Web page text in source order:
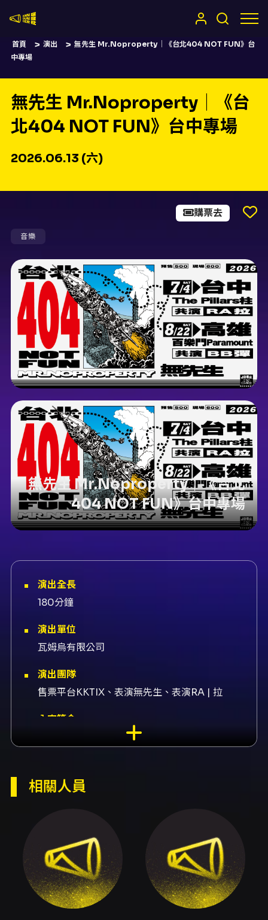
首頁 演出
無先生 Mr.Noproperty｜《台北404 NOT FUN》台
中專場
無先生 Mr.Noproperty｜《台
北404 NOT FUN》台中專場
2026.06.13 (六)
音樂
購票去
無先生 Mr.Noproperty｜《台北
404 NOT FUN》台中專場
演出全長
180分鐘
演出單位
瓦姆烏有限公司
演出團隊
售票平台KKTIX、表演無先生、表演RA | 拉
內容簡介
無先生 Mr.Noproperty｜《台北404 NOT
FUN》台中專場 如果是你，你會選擇哪一首歌，
情感的關聯。《台北404 NOT FUN》呈現如瓶
RA（拉） - 日期：2026/07/04（週六） - 時
間：19:30 開放入場 / 20:00 演出開始（活動頁
面行事曆標示時段為 19:00–22:00） - 地點：
柱 THE PILLARS（台中篤行路13號3樓） - 票
價：預售單人票 TWD 500；現場票 TWD 600
- 容量：活動頁面顯示總量為 200，當前報名數
相關人員